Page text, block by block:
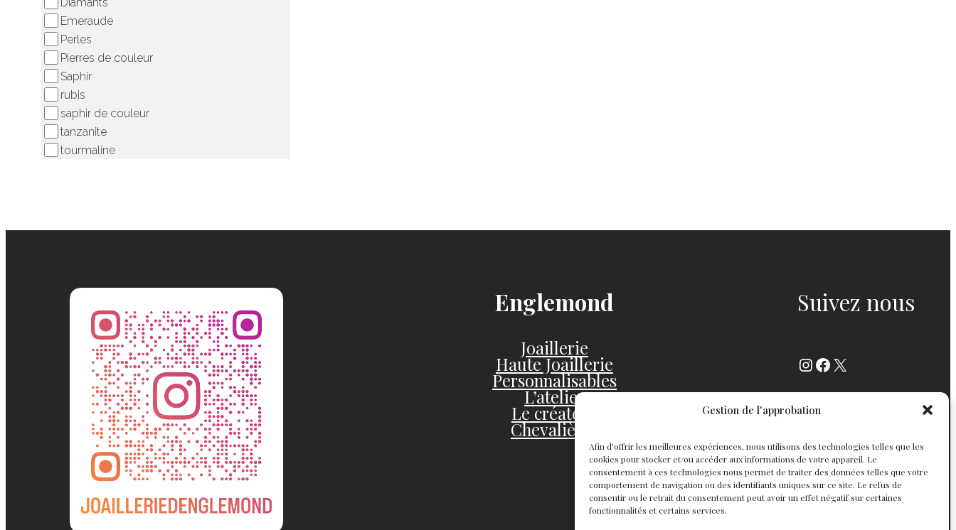
Gestion de l'approbation
Afin d’offrir les meilleures expériences, nous utilisons des technologies telles que les
cookies pour stocker et/ou accéder aux informations de votre appareil. Le
consentement à ces technologies nous permet de traiter des données telles que votre
comportement de navigation ou des identifiants uniques sur ce site. Le refus de
consentir ou le retrait du consentement peut avoir un effet négatif sur certaines
fonctionnalités et certains services.
Emeraude
Perles
Pierres de couleur
Saphir
rubis
saphir de couleur
tanzanite
tourmaline
Englemond
Joaillerie
Haute Joaillerie
Personnalisables
L’atelier
Le créateur
Chevalières
Suivez nous
Instagram
Facebook
X